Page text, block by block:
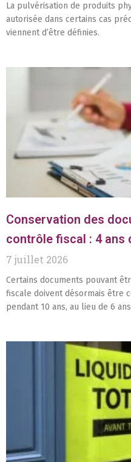
La pulvérisation de produits
autorisée dans certains cas
viennent d’être définies.
Conservation des
contrôle fiscal : 4 ans
7 juillet 2026
Certains documents pouvant
fiscale doivent désormais être
pendant 10 ans, au lieu de 6